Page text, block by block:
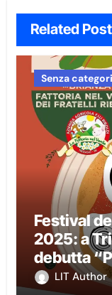
Related Post
Senza
Festival
2025: a
debutta
LIT Author